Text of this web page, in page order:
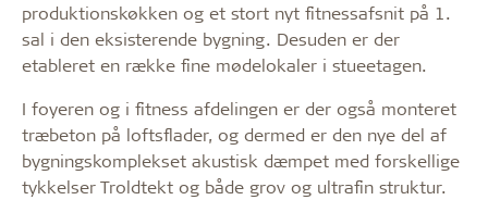
produktionskøkken og et stort nyt fitnessafsnit på 1.
sal i den eksisterende bygning. Desuden er der
etableret en række fine mødelokaler i stueetagen.
I foyeren og i fitness afdelingen er der også monteret
træbeton på loftsflader, og dermed er den nye del af
bygningskomplekset akustisk dæmpet med forskellige
tykkelser Troldtekt og både grov og ultrafin struktur.